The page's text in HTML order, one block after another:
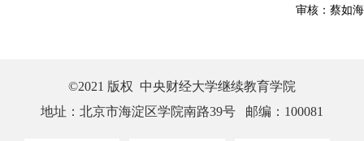
审核：蔡如海
©2021 版权 中央财经大学继续教育学院
地址：北京市海淀区学院南路39号 邮编：100081